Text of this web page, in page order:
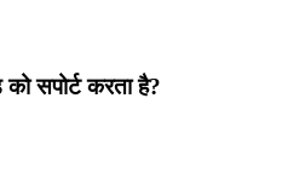
सपोर्ट करता है?